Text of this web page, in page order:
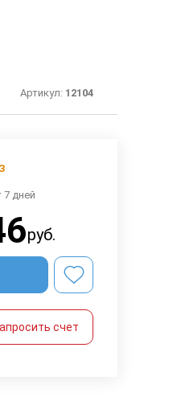
Артикул: 12104
7 дней
руб.
счет